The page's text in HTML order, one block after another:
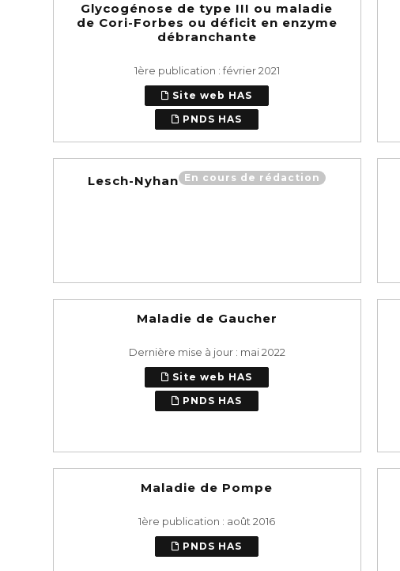
Glycogénose de type III ou maladie
de Cori-Forbes ou déficit en enzyme
débranchante
1ère publication : février 2021
Site web HAS
PNDS HAS
Lesch-Nyhan En cours de rédaction
Maladie de Gaucher
Dernière mise à jour : mai 2022
Site web HAS
PNDS HAS
Maladie de Pompe
1ère publication : août 2016
PNDS HAS